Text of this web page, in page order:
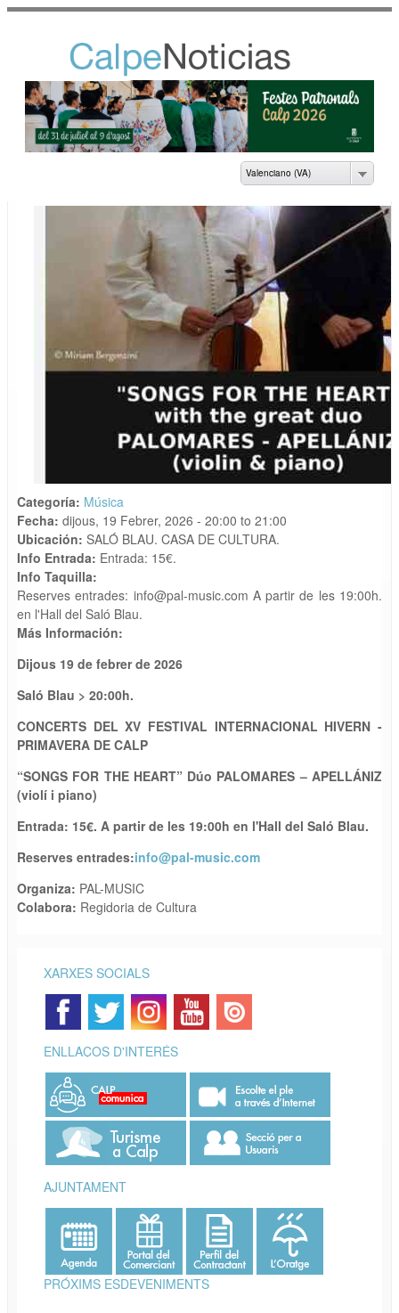
NOTICIAS DEL
AYUNTAMIENTO DE
Valenciano (VA)
Categoría: Música
Fecha: dijous, 19 Febrer, 2026 - 20:00 to 21:00
Ubicación: SALÓ BLAU. CASA DE CULTURA.
Info Entrada: Entrada: 15€.
Info Taquilla:
Reserves entrades: info@pal-music.com A partir de les 19:00h.
en l'Hall del Saló Blau.
Más Información:
Dijous 19 de febrer de 2026
Saló Blau > 20:00h.
CONCERTS DEL XV FESTIVAL INTERNACIONAL HIVERN -
PRIMAVERA DE CALP
“SONGS FOR THE HEART” Dúo PALOMARES – APELLÁNIZ
(violí i piano)
Entrada: 15€. A partir de les 19:00h en l'Hall del Saló Blau.
Reserves entrades:info@pal-music.com
Organiza: PAL-MUSIC
Colabora: Regidoria de Cultura
XARXES SOCIALS
ENLLAÇOS D'INTERÉS
AJUNTAMENT
PRÓXIMS ESDEVENIMENTS